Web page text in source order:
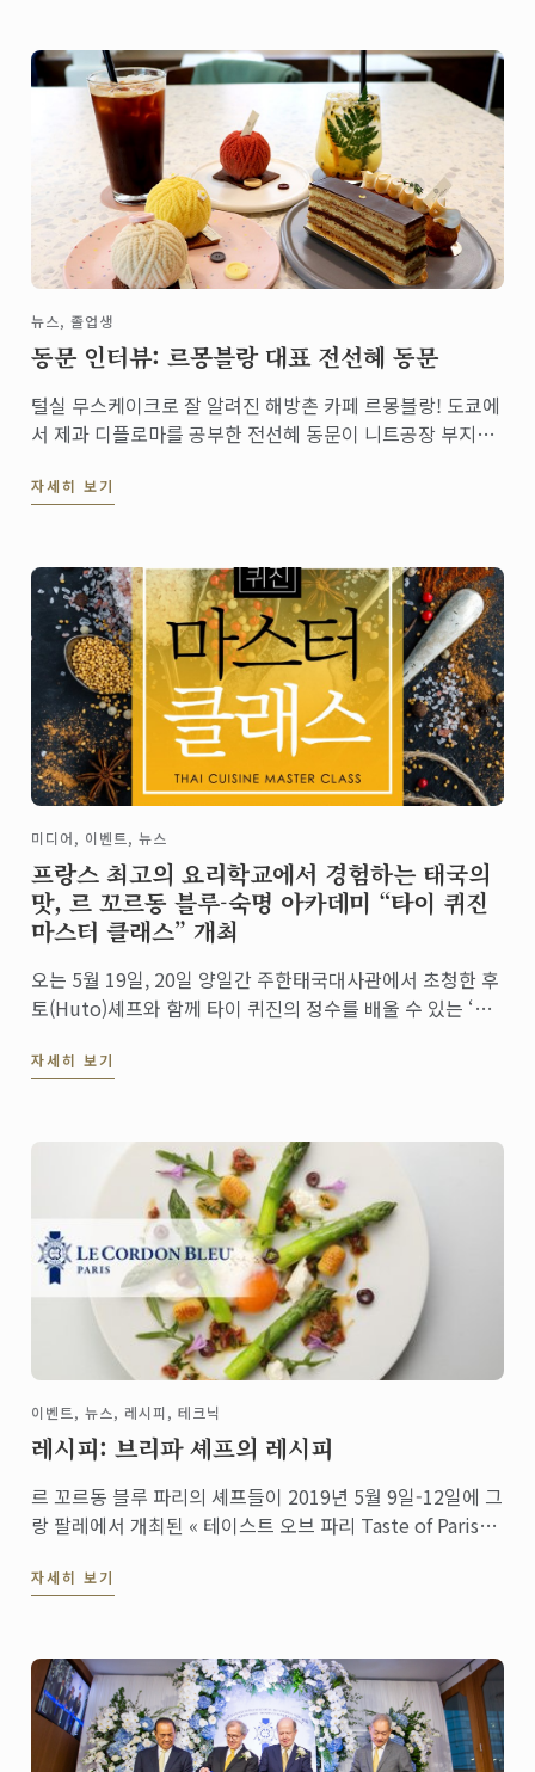
뉴스, 졸업생
동문 인터뷰: 르몽블랑 대표 전선혜 동문
털실 무스케이크로 잘 알려진 해방촌 카페 르몽블랑! 도쿄에
서 제과 디플로마를 공부한 전선혜 동문이 니트공장 부지에
인테리어와 디저트 메뉴들! 지금 인터뷰를 통해 만나보세요.
자세히 보기
미디어, 이벤트, 뉴스
프랑스 최고의 요리학교에서 경험하는 태국의
맛, 르 꼬르동 블루-숙명 아카데미 “타이 퀴진
마스터 클래스” 개최
오는 5월 19일, 20일 양일간 주한태국대사관에서 초청한 후
토(Huto)셰프와 함께 타이 퀴진의 정수를 배울 수 있는 ‘타
자세히 보기
이벤트, 뉴스, 레시피, 테크닉
레시피: 브리파 셰프의 레시피
르 꼬르동 블루 파리의 셰프들이 2019년 5월 9일-12일에 그
랑 팔레에서 개최된 « 테이스트 오브 파리 Taste of Paris
셰프는 떼아트르 로랑 페리에 무대에서 멋진 요리 시연을 선
자세히 보기